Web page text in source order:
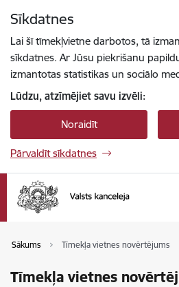
Sīkdatnes
Lai šī tīmekļvietne darbotos, tā
sīkdatnes. Ar Jūsu piekrišanu
izmantotas statistikas un sociālo
Lūdzu, atzīmējiet savu izvēli:
Noraidīt
Pārvaldīt sīkdatnes
Sākums Tīmekļa vietnes novērtējums
Tīmekļa vietnes